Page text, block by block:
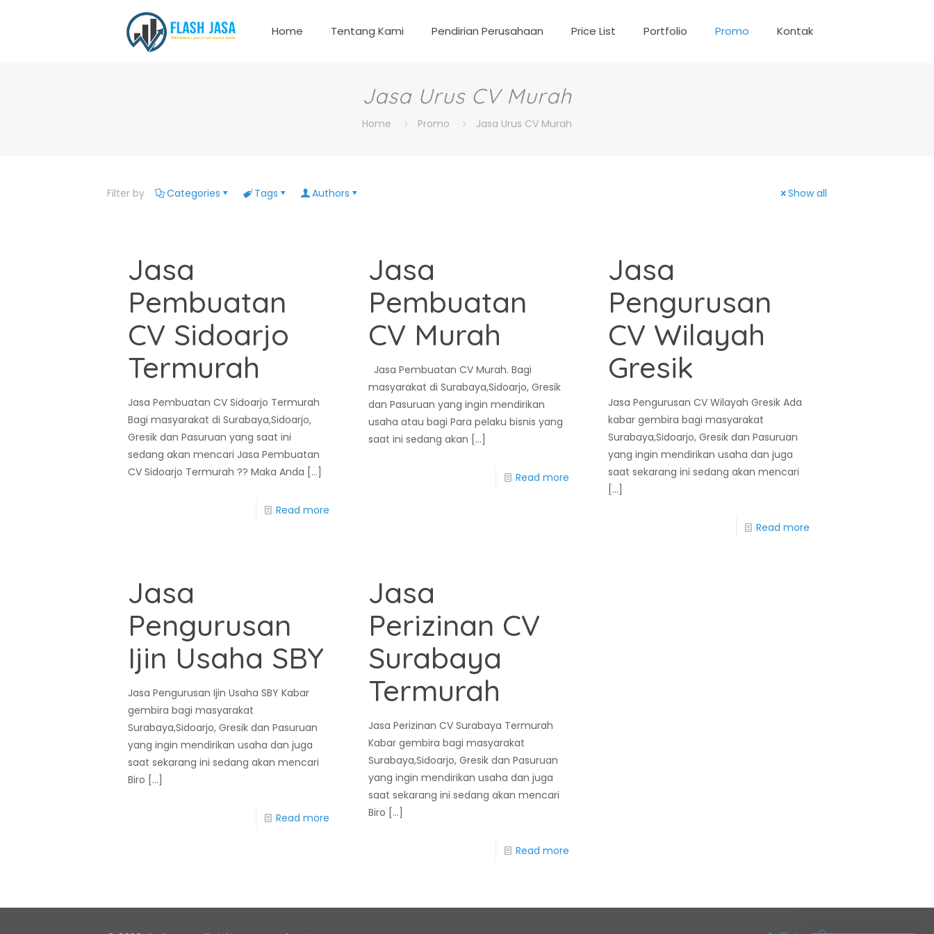
Home Tentang Kami Pendirian Perusahaan Price List Portfolio Promo Kontak
Jasa Urus CV Murah
Home Promo Jasa Urus CV Murah
Filter by Categories Tags Authors Show all
Jasa
Pembuatan
CV Sidoarjo
Termurah
Jasa Pembuatan CV Sidoarjo Termurah
Bagi masyarakat di Surabaya,Sidoarjo,
Gresik dan Pasuruan yang saat ini
sedang akan mencari Jasa Pembuatan
CV Sidoarjo Termurah ?? Maka Anda […]
Read more
Jasa
Pembuatan
CV Murah
Jasa Pembuatan CV Murah. Bagi
masyarakat di Surabaya,Sidoarjo, Gresik
dan Pasuruan yang ingin mendirikan
usaha atau bagi Para pelaku bisnis yang
saat ini sedang akan […]
Read more
Jasa
Pengurusan
CV Wilayah
Gresik
Jasa Pengurusan CV Wilayah Gresik Ada
kabar gembira bagi masyarakat
Surabaya,Sidoarjo, Gresik dan Pasuruan
yang ingin mendirikan usaha dan juga
saat sekarang ini sedang akan mencari
[…]
Read more
Jasa
Pengurusan
Ijin Usaha SBY
Jasa Pengurusan Ijin Usaha SBY Kabar
gembira bagi masyarakat
Surabaya,Sidoarjo, Gresik dan Pasuruan
yang ingin mendirikan usaha dan juga
saat sekarang ini sedang akan mencari
Biro […]
Read more
Jasa
Perizinan CV
Surabaya
Termurah
Jasa Perizinan CV Surabaya Termurah
Kabar gembira bagi masyarakat
Surabaya,Sidoarjo, Gresik dan Pasuruan
yang ingin mendirikan usaha dan juga
saat sekarang ini sedang akan mencari
Biro […]
Read more